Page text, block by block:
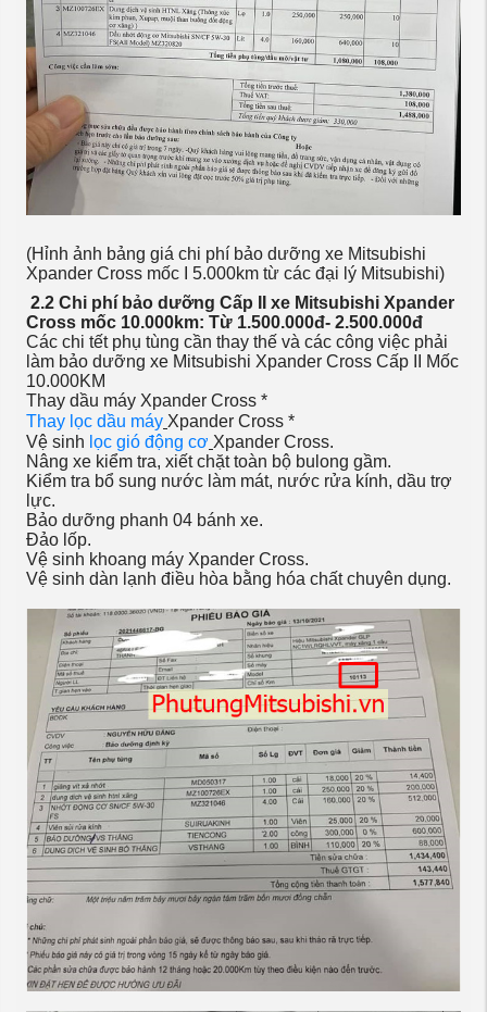
(Hỉnh ảnh bảng giá chi phí bảo dưỡng xe Mitsubishi
Xpander Cross mốc I 5.000km từ các đại lý Mitsubishi)
2.2 Chi phí bảo dưỡng Cấp II xe Mitsubishi Xpander
Cross mốc 10.000km: Từ 1.500.000đ- 2.500.000đ
Các chi tết phụ tùng cần thay thế và các công việc phải
làm bảo dưỡng xe Mitsubishi Xpander Cross Cấp II Mốc
10.000KM
Thay dầu máy Xpander Cross *
Thay lọc dầu máy Xpander Cross *
Vệ sinh lọc gió động cơ Xpander Cross.
Nâng xe kiểm tra, xiết chặt toàn bộ bulong gầm.
Kiểm tra bổ sung nước làm mát, nước rửa kính, dầu trợ
lực.
Bảo dưỡng phanh 04 bánh xe.
Đảo lốp.
Vệ sinh khoang máy Xpander Cross.
Vệ sinh dàn lạnh điều hòa bằng hóa chất chuyên dụng.